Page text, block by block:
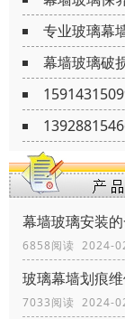
专业玻璃幕
幕墙玻璃破
幕墙玻璃安装
6858阅读 2024-
玻璃幕墙划痕
7033阅读 2024-